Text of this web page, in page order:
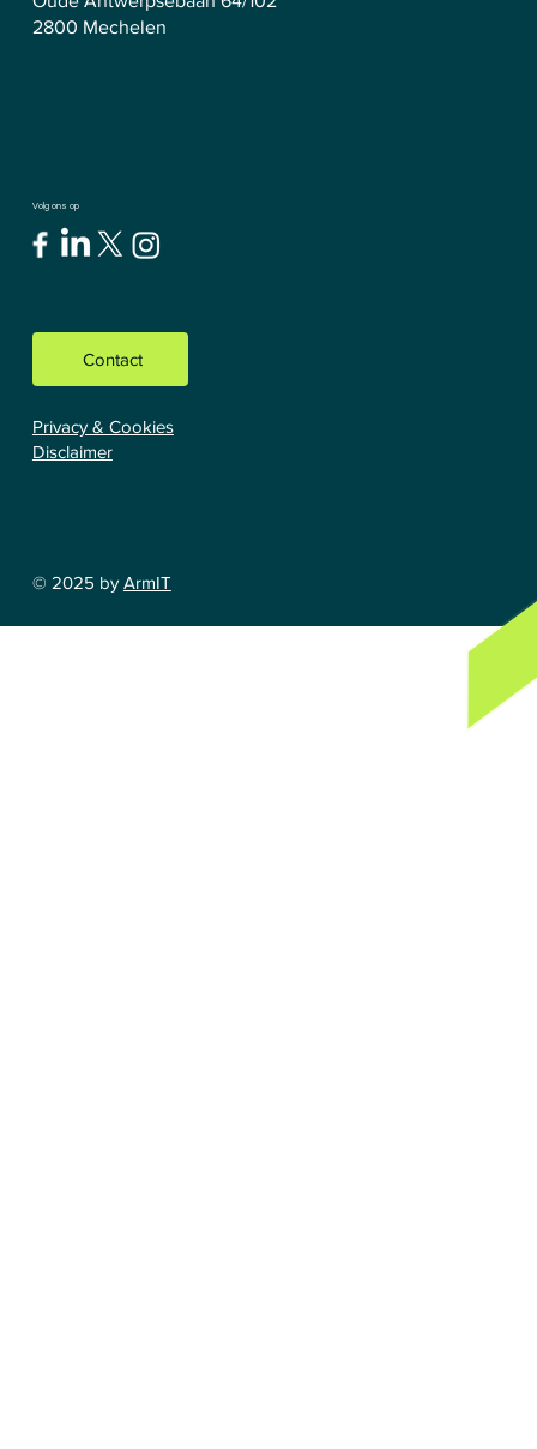
Tel:+32 15 79 36 45
Oude Antwerpsebaan 64/102
Volg ons op
Privacy & Cookies
© 2025 byArmIT